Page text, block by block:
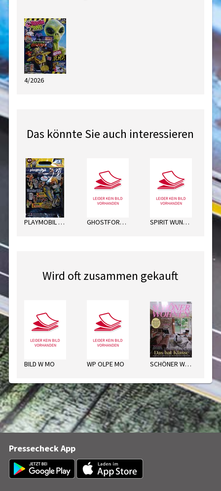
4/2026
Das könnte Sie auch interessieren
PLAYMOBIL NOVELMORE WT GHOSTFORCE WT SPIRIT WUNDERTÜTE
Wird oft zusammen gekauft
BILD W MO WP OLPE MO SCHÖNER WOHNEN
Pressecheck App